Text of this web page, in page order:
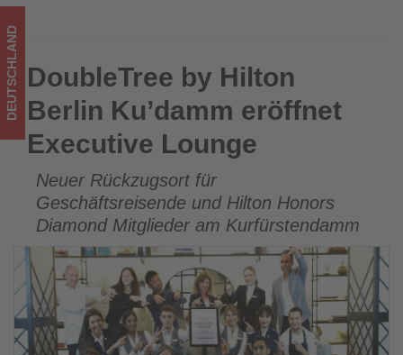
Wissen,
was
im
Tourismus
los
ist!
DoubleTree by Hilton Berlin Ku’damm eröffnet Executive
Lounge
DEUTSCHLAND DoubleTree by Hilton
Berlin Ku’damm eröffnet
Executive Lounge
Neuer Rückzugsort für
Geschäftsreisende und Hilton Honors
Diamond Mitglieder am Kurfürstendamm